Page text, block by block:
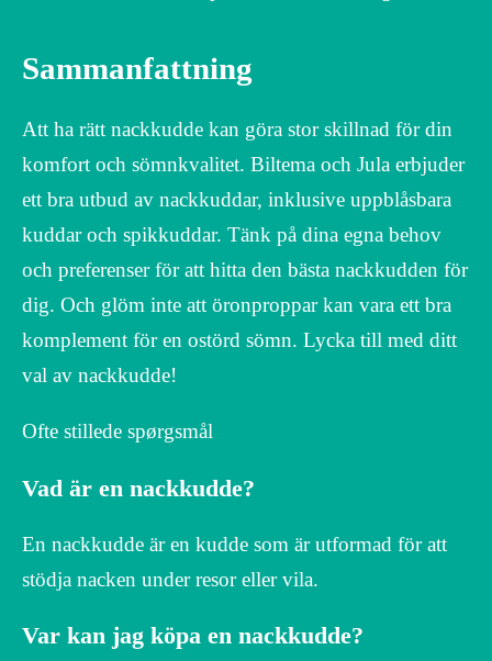
Sammanfattning
Att ha rätt nackkudde kan göra stor skillnad för din
komfort och sömnkvalitet. Biltema och Jula erbjuder
ett bra utbud av nackkuddar, inklusive uppblåsbara
kuddar och spikkuddar. Tänk på dina egna behov
och preferenser för att hitta den bästa nackkudden för
dig. Och glöm inte att öronproppar kan vara ett bra
komplement för en ostörd sömn. Lycka till med ditt
val av nackkudde!
Ofte stillede spørgsmål
Vad är en nackkudde?
En nackkudde är en kudde som är utformad för att
stödja nacken under resor eller vila.
Var kan jag köpa en nackkudde?